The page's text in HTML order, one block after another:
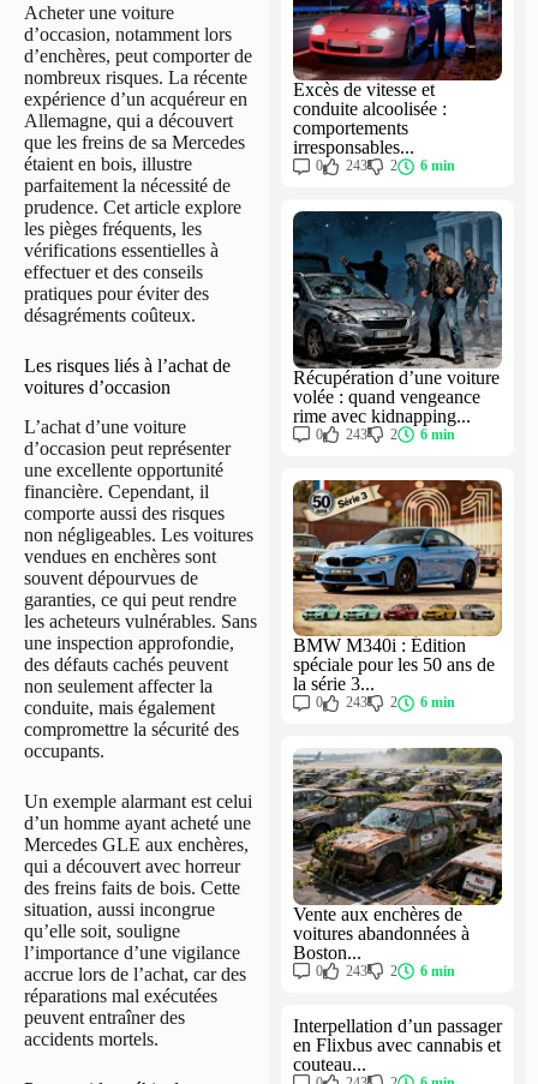
Acheter une voiture
d’occasion, notamment lors
d’enchères, peut comporter de
nombreux risques. La récente
expérience d’un acquéreur en
Allemagne, qui a découvert
que les freins de sa Mercedes
étaient en bois, illustre
parfaitement la nécessité de
prudence. Cet article explore
les pièges fréquents, les
vérifications essentielles à
effectuer et des conseils
pratiques pour éviter des
désagréments coûteux.
Les risques liés à l’achat de
voitures d’occasion
L’achat d’une voiture
d’occasion peut représenter
une excellente opportunité
financière. Cependant, il
comporte aussi des risques
non négligeables. Les voitures
vendues en enchères sont
souvent dépourvues de
garanties, ce qui peut rendre
les acheteurs vulnérables. Sans
une inspection approfondie,
des défauts cachés peuvent
non seulement affecter la
conduite, mais également
compromettre la sécurité des
occupants.
Un exemple alarmant est celui
d’un homme ayant acheté une
Mercedes GLE aux enchères,
qui a découvert avec horreur
des freins faits de bois. Cette
situation, aussi incongrue
qu’elle soit, souligne
l’importance d’une vigilance
accrue lors de l’achat, car des
réparations mal exécutées
peuvent entraîner des
accidents mortels.
Excès de vitesse et
conduite alcoolisée :
comportements
irresponsables...
0 243 2 6 min
Récupération d’une voiture
volée : quand vengeance
rime avec kidnapping...
0 243 2 6 min
BMW M340i : Édition
spéciale pour les 50 ans de
la série 3...
0 243 2 6 min
Vente aux enchères de
voitures abandonnées à
Boston...
0 243 2 6 min
Interpellation d’un passager
en Flixbus avec cannabis et
couteau...